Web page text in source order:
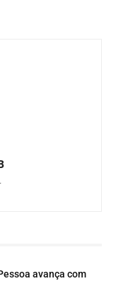
avança com